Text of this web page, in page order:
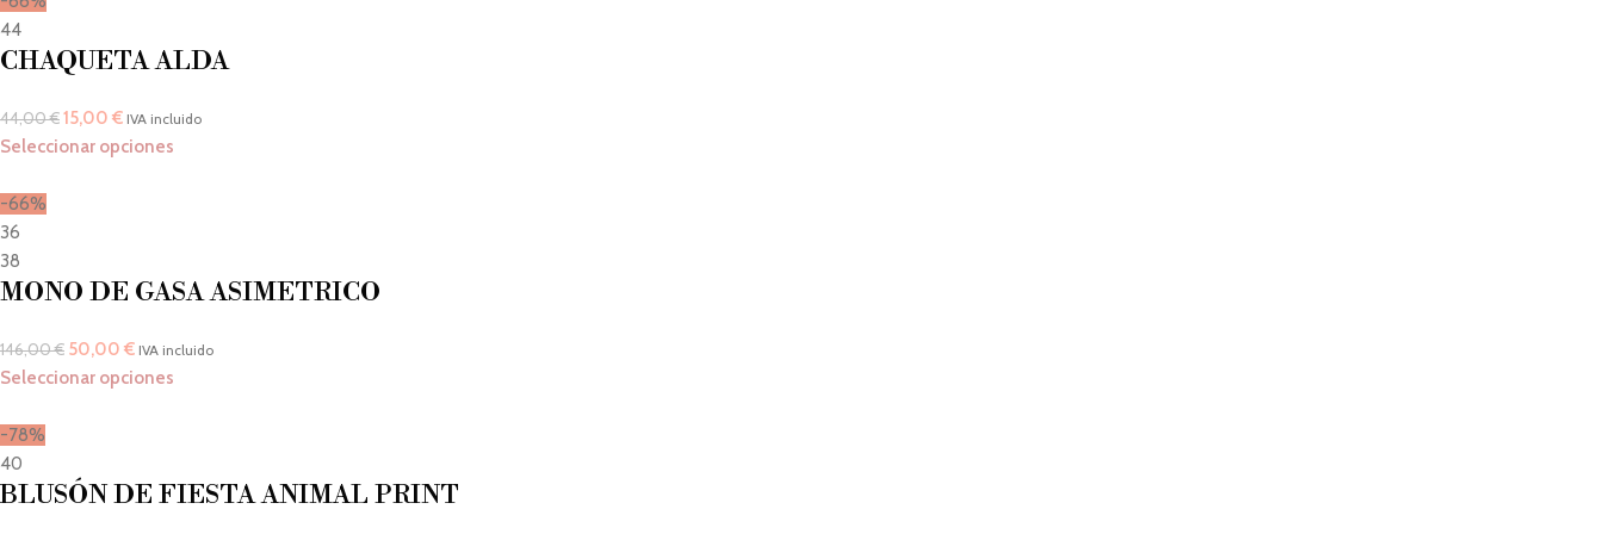
44
CHAQUETA ALDA
44,00€15,00 € IVA incluido
Seleccionar opciones
-66%
36
38
MONO DE GASA ASIMETRICO
146,00€ 50,00 € IVA incluido
Seleccionar opciones
-78%
40
BLUSÓN DE FIESTA ANIMAL PRINT